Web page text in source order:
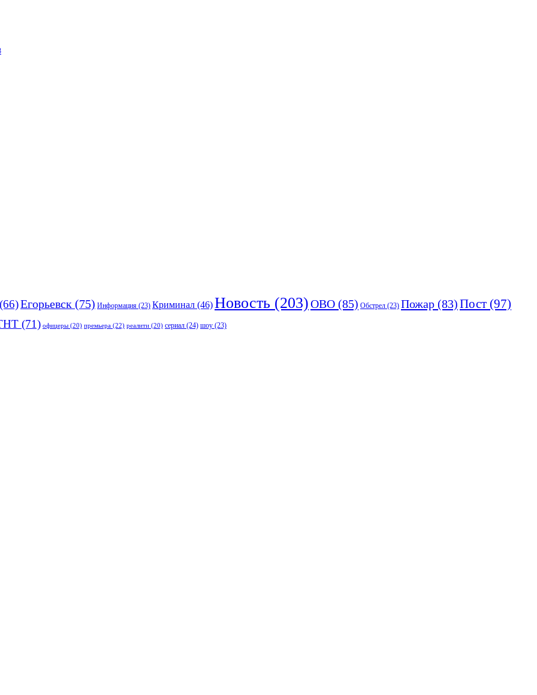
(66)Егорьевск (75) Информация (23) Криминал (46)Новость (203)ОВО (85) Обстрел (23) Пожар (83)Пост (97)
(71) офицеры (20) премьера (22) реалити (20) сериал (24) шоу (23)